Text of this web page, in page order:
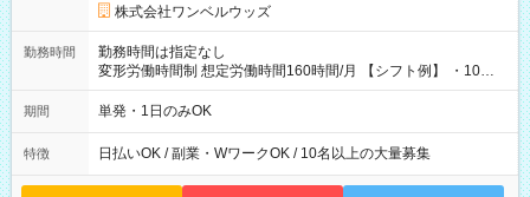
株式会社ワンベルウッズ
勤務時間
勤務時間は指定なし
変形労働時間制 想定労働時間160時間/月 【シフト例】 ・10：
00～20：00
期間 単発・1日のみOK
特徴 日払いOK / 副業・WワークOK / 10名以上の大量募集